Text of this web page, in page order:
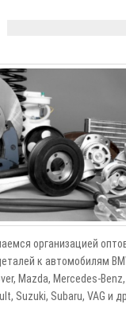
организацией
к автомобилям
Mazda, Mercedes-
Suzuki, Subaru, VAG и др.